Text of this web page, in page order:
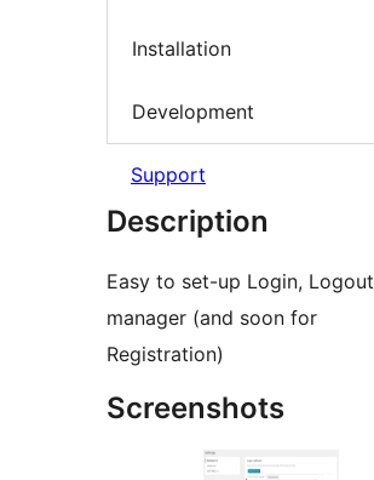
Installation
Development
Support
Description
Easy to set-up Login, Logout
manager (and soon for
Registration)
Screenshots